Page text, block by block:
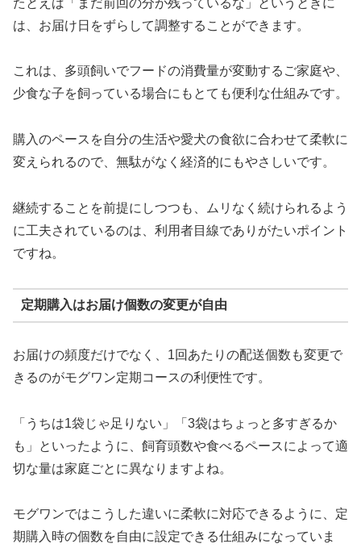
は、お届け日をずらして調整することができます。
これは、多頭飼いでフードの消費量が変動するご家庭や、
少食な子を飼っている場合にもとても便利な仕組みです。
購入のペースを自分の生活や愛犬の食欲に合わせて柔軟に
変えられるので、無駄がなく経済的にもやさしいです。
継続することを前提にしつつも、ムリなく続けられるよう
に工夫されているのは、利用者目線でありがたいポイント
ですね。
定期購入はお届け個数の変更が自由
お届けの頻度だけでなく、1回あたりの配送個数も変更で
きるのがモグワン定期コースの利便性です。
「うちは1袋じゃ足りない」「3袋はちょっと多すぎるか
も」といったように、飼育頭数や食べるペースによって適
切な量は家庭ごとに異なりますよね。
モグワンではこうした違いに柔軟に対応できるように、定
期購入時の個数を自由に設定できる仕組みになっていま